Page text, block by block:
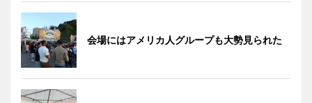
会場にはアメリカ人グループも大勢見られた